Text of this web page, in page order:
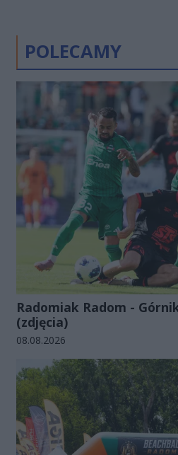
POLECAMY
Radomiak Radom -
(zdjęcia)
Data dodania galerii:
08.08.2026